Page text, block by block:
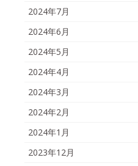
2024年7月
2024年6月
2024年5月
2024年4月
2024年3月
2024年2月
2024年1月
2023年12月